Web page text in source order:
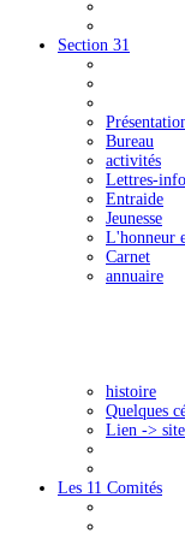
Section 31
Bureau
activités
Lettres-info
Entraide
Jeunesse
L'honneur
Carnet
annuaire
histoire
Quelques
Lien ->
Les 11 Comités